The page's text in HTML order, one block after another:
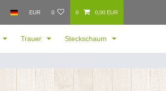
EUR 0 0 0,00 EUR
Trauer Steckschaum